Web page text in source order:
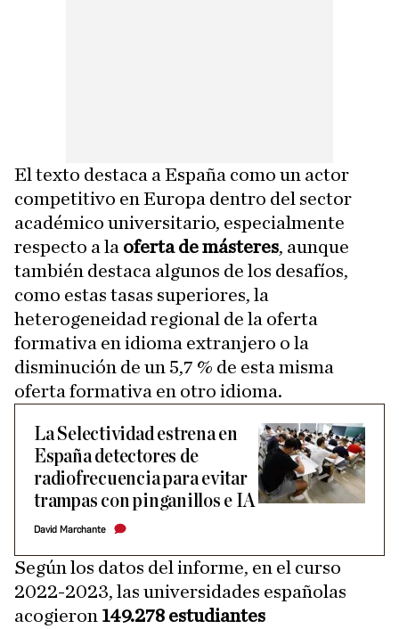
El texto destaca a España como un actor
competitivo en Europa dentro del sector
académico universitario, especialmente
respecto a la oferta de másteres, aunque
también destaca algunos de los desafíos,
como estas tasas superiores, la
heterogeneidad regional de la oferta
formativa en idioma extranjero o la
disminución de un 5,7 % de esta misma
oferta formativa en otro idioma.
La Selectividad estrena en
España detectores de
radiofrecuencia para evitar
trampas con pinganillos e IA
David Marchante
Según los datos del informe, en el curso
2022-2023, las universidades españolas
acogieron 149.278 estudiantes